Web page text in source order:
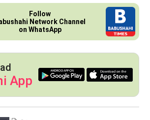
Follow
Network Channel
on WhatsApp
App